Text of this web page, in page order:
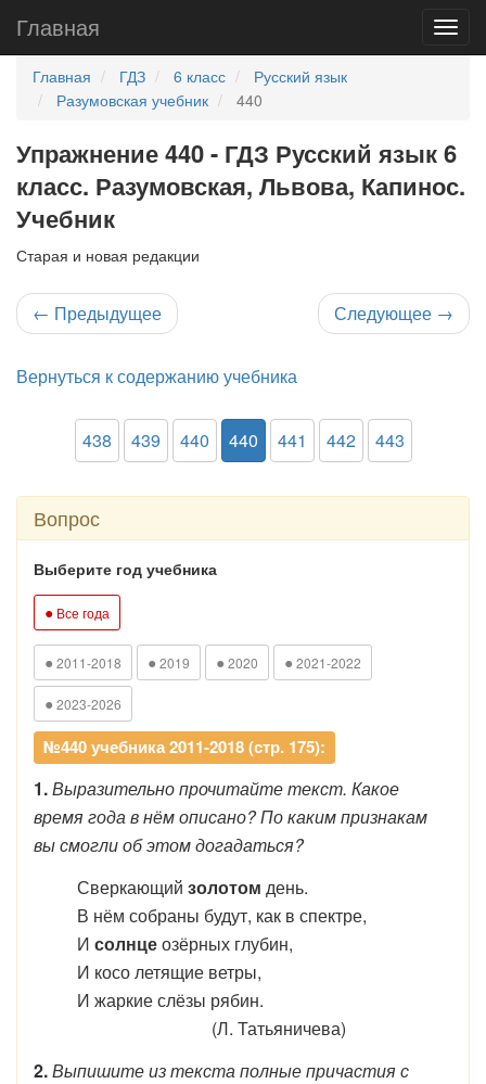
Главная
Главная ГДЗ 6 класс
Русский язык
Разумовская учебник
440
Упражнение 440 - ГДЗ Русский язык 6
класс. Разумовская, Львова, Капинос.
Учебник
Старая и новая редакции
← Предыдущее Следующее →
Вернуться к содержанию учебника
438 439 440 440 441 442 443
Вопрос
Выберите год учебника
● Все года
● 2011-2018 ● 2019 ● 2020 ● 2021-2022
● 2023-2026
№440 учебника 2011-2018 (стр. 175):
1.Выразительно прочитайте текст. Какое
время года в нём описано? По каким признакам
вы смогли об этом догадаться?
Сверкающий золотом день.
В нём собраны будут, как в спектре,
И солнцеозёрных глубин,
И косо летящие ветры,
И жаркие слёзы рябин.
(Л. Татьяничева)
2.Выпишите из текста полные причастия с